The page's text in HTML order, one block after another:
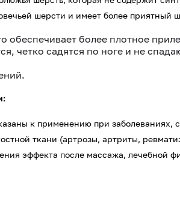
шерсти и имеет более приятный
более плотное
четко садятся по ноге и не
к применению при заболеваниях,
ткани (артрозы, артриты,
эффекта после массажа, лечебной